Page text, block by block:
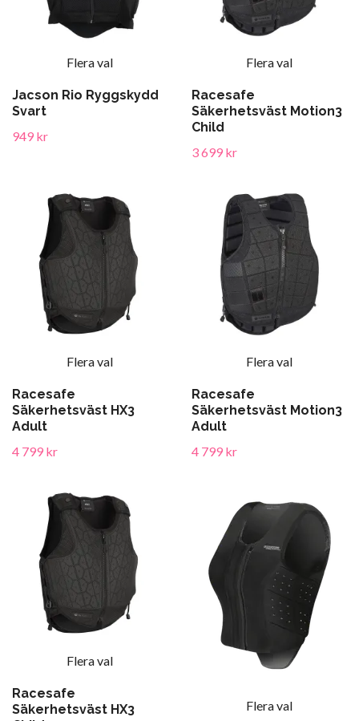
Flera val
Jacson Rio Ryggskydd
Svart
949 kr
Flera val
Racesafe
Säkerhetsväst Motion3
Child
3 699 kr
Flera val
Racesafe
Säkerhetsväst HX3
Adult
4 799 kr
Flera val
Racesafe
Säkerhetsväst Motion3
Adult
4 799 kr
Flera val
Racesafe
Säkerhetsväst HX3
Flera val